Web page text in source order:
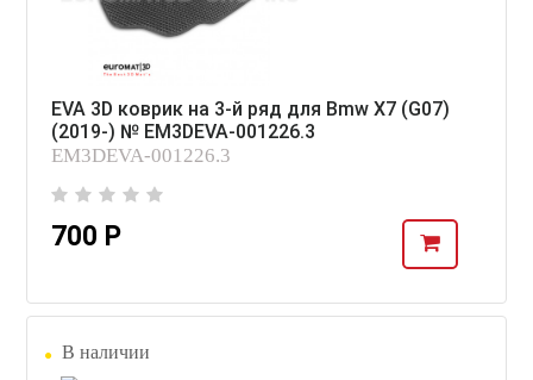
EVA 3D коврик на 3-й ряд для Bmw X7 (G07)
(2019-) № EM3DEVA-001226.3
EM3DEVA-001226.3
700 Р
В наличии